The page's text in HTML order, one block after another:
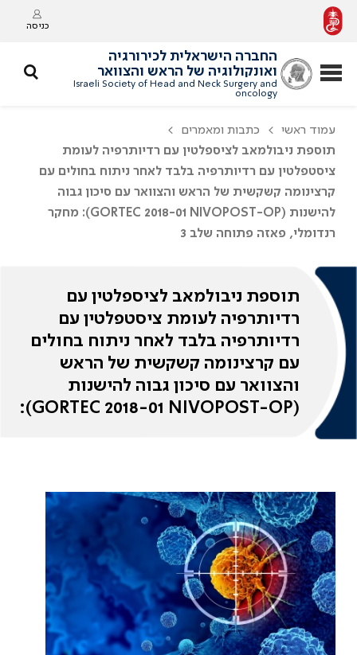
כניסה
החברה הישראלית לכירורגיה
ואונקולוגיה של הראש והצוואר
Israeli Society of Head and Neck Surgery and
oncology
עמוד ראשי
כתבות ומאמרים
תוספת ניבולמאב לציספלטין עם רדיותרפיה לעומת
ציסטפלטין עם רדיותרפיה בלבד לאחר ניתוח בחולים עם
קרצינומה קשקשית של הראש והצוואר עם סיכון גבוה
להישנות (GORTEC 2018-01 NIVOPOST-OP): מחקר
רנדומלי, פאזה פתוחה שלב 3
תוספת ניבולמאב לציספלטין עם
רדיותרפיה לעומת ציסטפלטין עם
רדיותרפיה בלבד לאחר ניתוח בחולים
עם קרצינומה קשקשית של הראש
והצוואר עם סיכון גבוה להישנות
(GORTEC 2018-01 NIVOPOST-OP):